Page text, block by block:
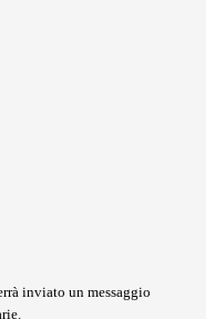
inviato un messaggio